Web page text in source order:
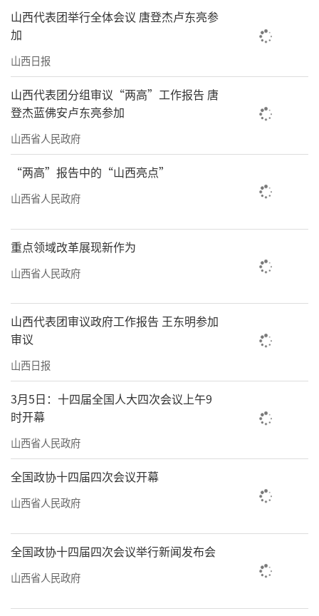
山西代表团举行全体会议 唐登杰卢东亮参
加
山西日报
山西代表团分组审议“两高”工作报告 唐
登杰蓝佛安卢东亮参加
山西省人民政府
“两高”报告中的“山西亮点”
山西省人民政府
重点领域改革展现新作为
山西省人民政府
山西代表团审议政府工作报告 王东明参加
审议
山西日报
3月5日：十四届全国人大四次会议上午9
时开幕
山西省人民政府
全国政协十四届四次会议开幕
山西省人民政府
全国政协十四届四次会议举行新闻发布会
山西省人民政府